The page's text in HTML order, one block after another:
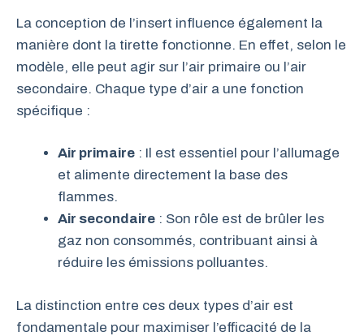
La conception de l’insert influence également la
manière dont la tirette fonctionne. En effet, selon le
modèle, elle peut agir sur l’air primaire ou l’air
secondaire. Chaque type d’air a une fonction
spécifique :
Air primaire : Il est essentiel pour l’allumage
et alimente directement la base des
flammes.
Air secondaire : Son rôle est de brûler les
gaz non consommés, contribuant ainsi à
réduire les émissions polluantes.
La distinction entre ces deux types d’air est
fondamentale pour maximiser l’efficacité de la